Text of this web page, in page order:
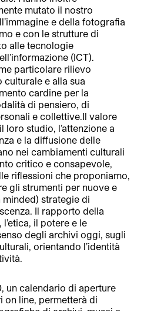
mutato il nostro
e della fotografia
e con le strutture di
alle tecnologie
(ICT).
particolare rilievo
culturale e alla sua
cardine per la
di pensiero, di
e collettive.Il valore
studio, l’attenzione a
e la diffusione delle
nei cambiamenti culturali
critico e consapevole,
riflessioni che proponiamo,
gli strumenti per nuove e
strategie di
Il rapporto della
il potere e le
degli archivi oggi, sugli
orientando l’identità
un calendario di aperture
on line, permetterà di